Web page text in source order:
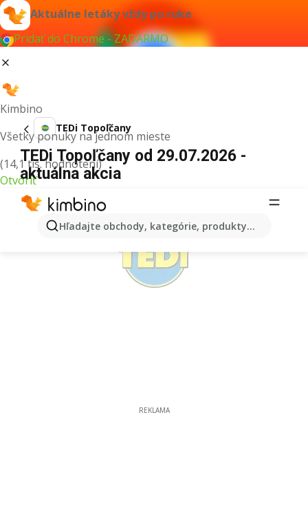
Aktuálne letáky vždy po ruke
Pridať do Chrome - ZADARMO
Kimbino
Všetky ponuky na jednom mieste
(14,1 tis. hodnotení)
Otvoriť
Hľadajte obchody, kategórie, produkty...
TEDi Topoľčany
TEDi Topoľčany od 29.07.2026 -
aktuálna akcia
REKLAMA